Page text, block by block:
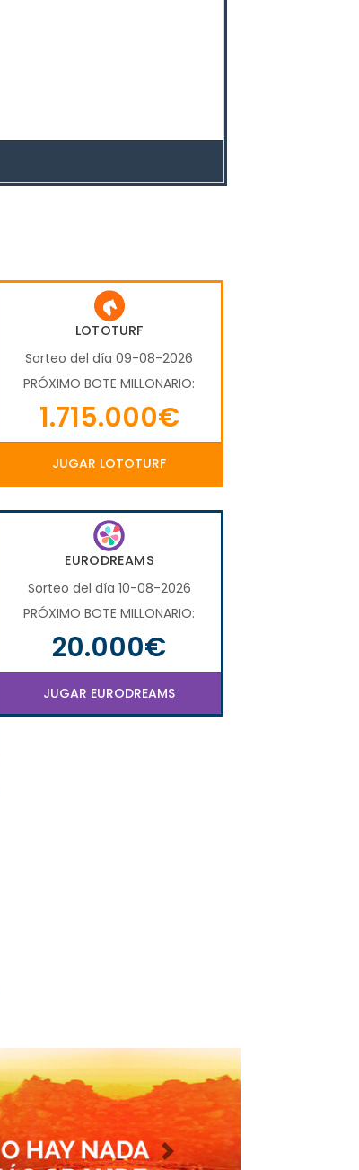
LOTOTURF
Sorteo del día 09-08-2026
PRÓXIMO BOTE MILLONARIO:
1.715.000€
JUGAR LOTOTURF
EURODREAMS
Sorteo del día 10-08-2026
PRÓXIMO BOTE MILLONARIO:
20.000€
JUGAR EURODREAMS
Imagen siguiente